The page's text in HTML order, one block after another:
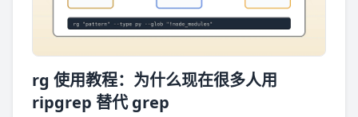
rg 使用教程：为什么现在很多人用
ripgrep 替代 grep